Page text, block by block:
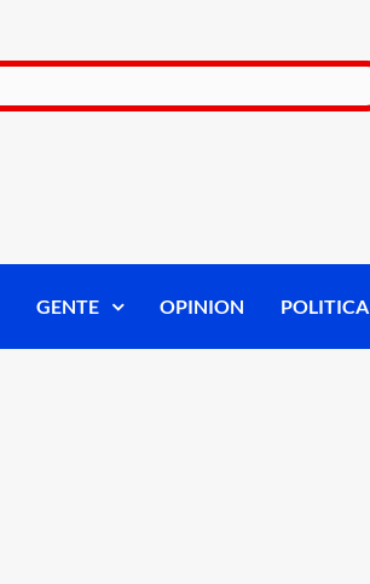
GENTE OPINION POLITICA